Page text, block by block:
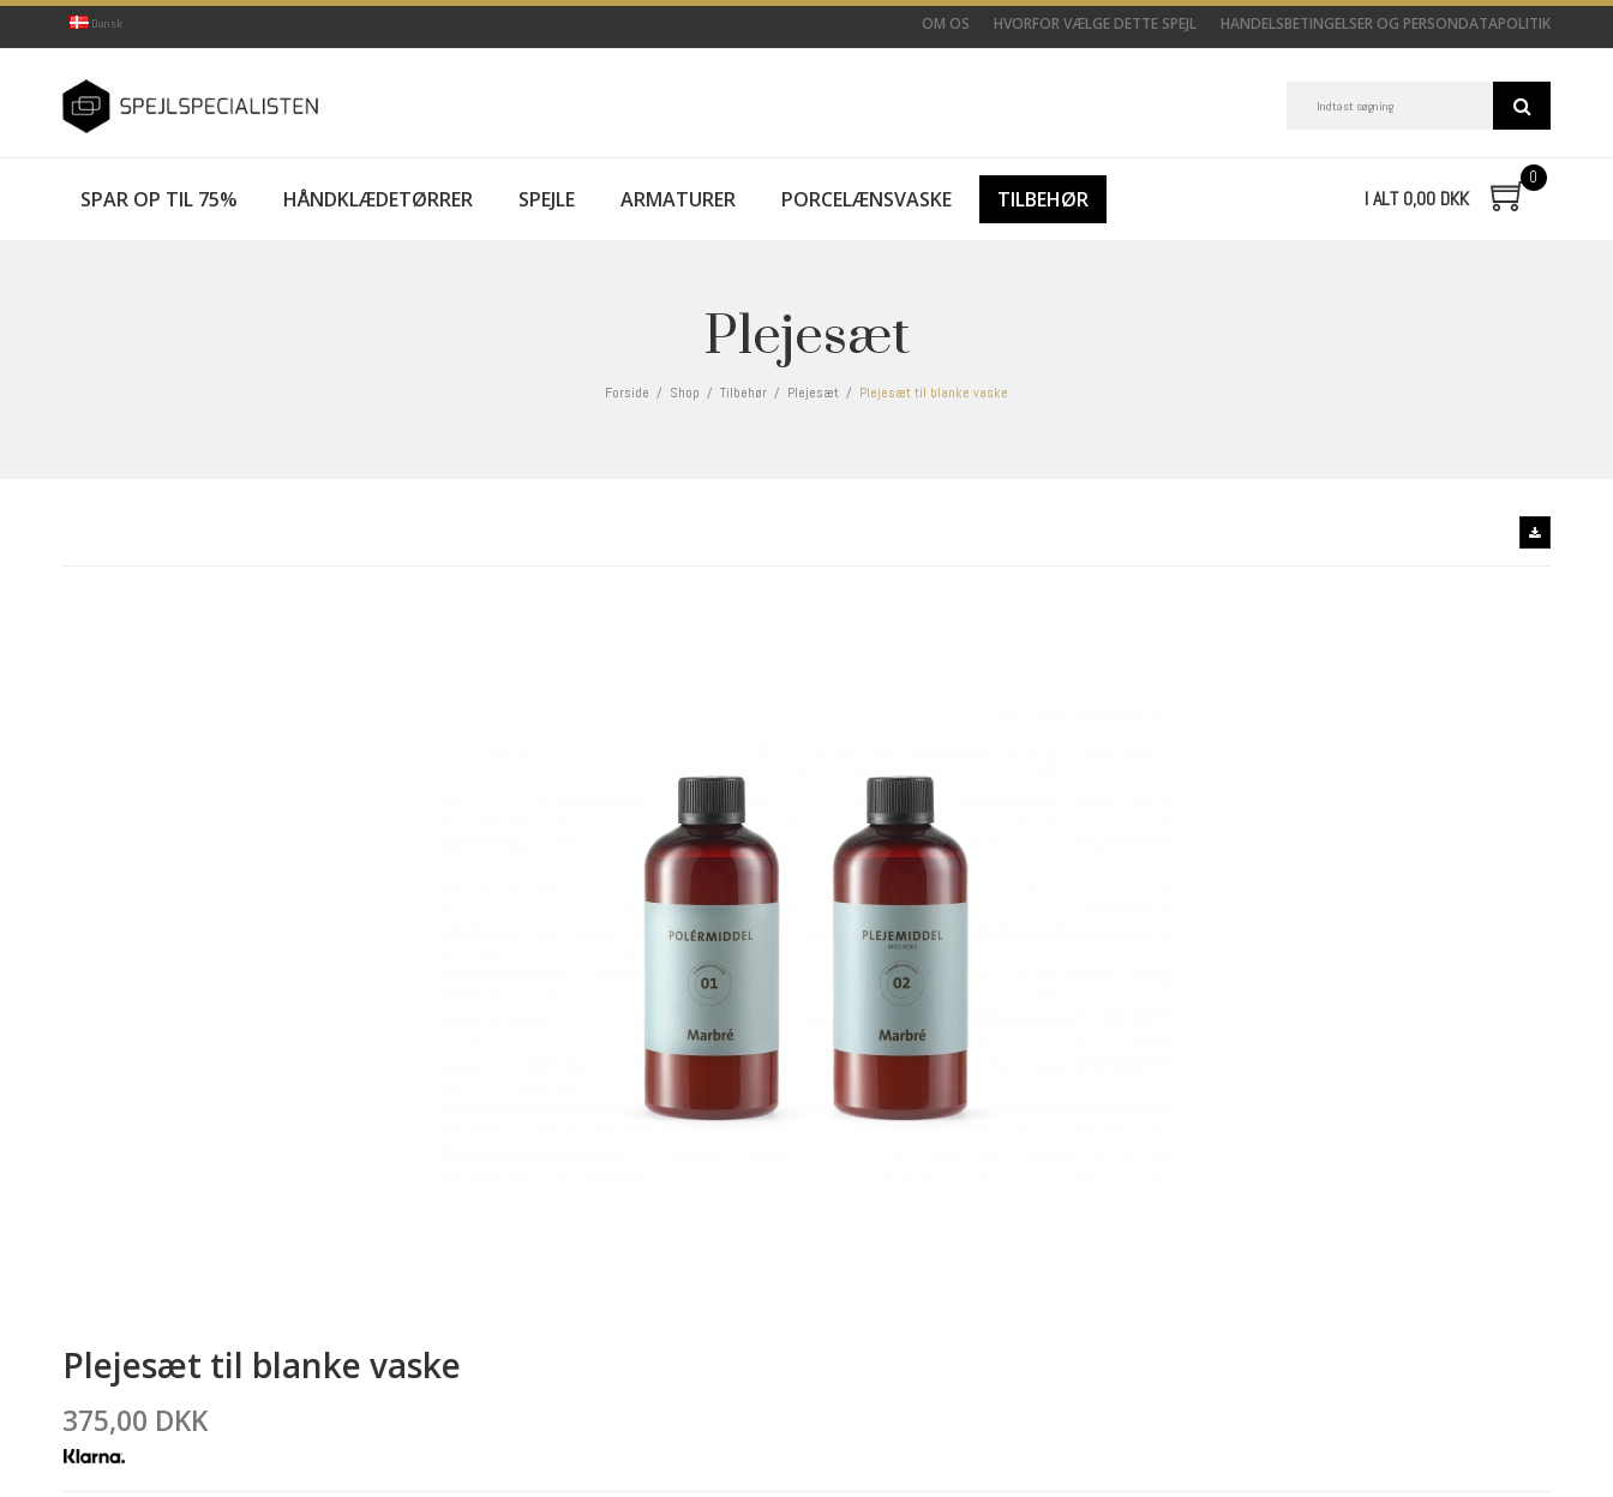
Dansk OM OS HVORFOR VÆLGE DETTE SPEJL HANDELSBETINGELSER OG PERSONDATAPOLITIK
SPAR OP TIL 75% HÅNDKLÆDETØRRER SPEJLE ARMATURER PORCELÆNSVASKE TILBEHØR I ALT 0,00 DKK
0
Plejesæt
Forside / Shop / Tilbehør / Plejesæt / Plejesæt til blanke vaske
Plejesæt til blanke vaske
375,00 DKK